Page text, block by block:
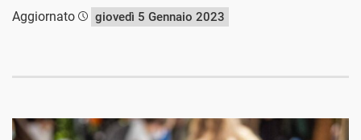
Aggiornato
giovedì 5 Gennaio 2023